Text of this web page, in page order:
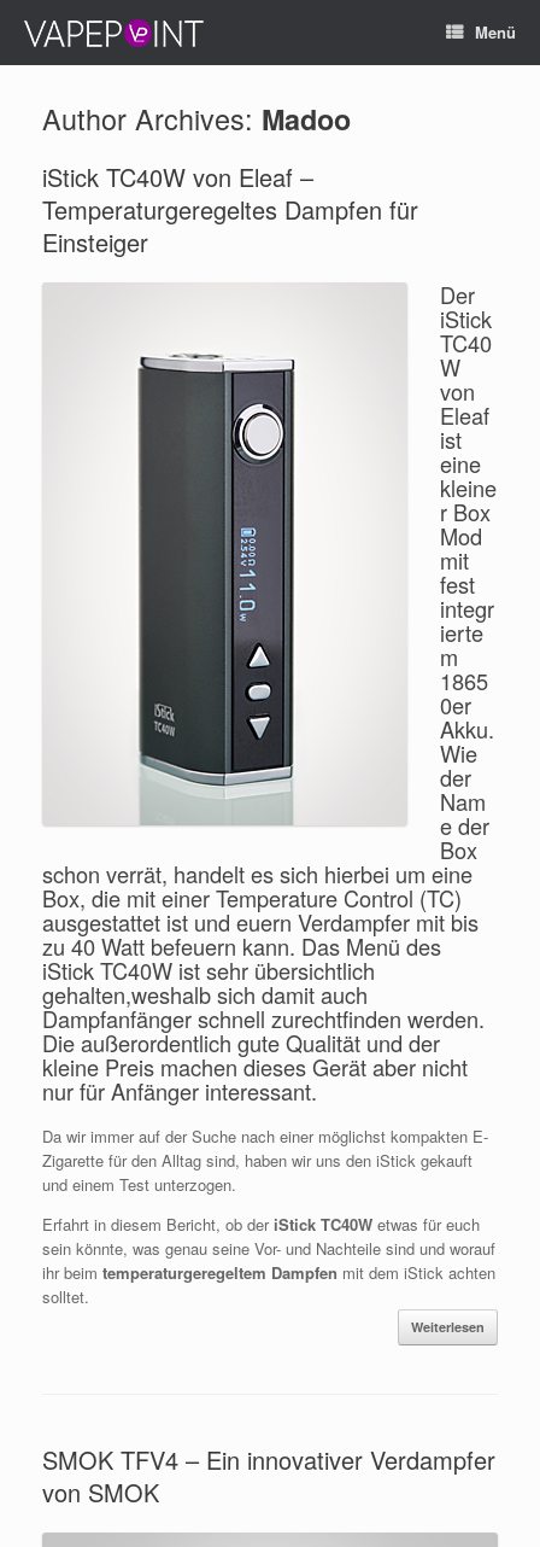
Menü
Author Archives: Madoo
iStick TC40W von Eleaf –
Temperaturgeregeltes Dampfen für
Einsteiger
Der
iStick
TC40
W
von
Eleaf
ist
eine
kleine
r Box
Mod
mit
fest
integr
ierte
m
1865
0er
Akku.
Wie
der
Nam
e der
Box
schon verrät, handelt es sich hierbei um eine
Box, die mit einer Temperature Control (TC)
ausgestattet ist und euern Verdampfer mit bis
zu 40 Watt befeuern kann. Das Menü des
iStick TC40W ist sehr übersichtlich
gehalten,weshalb sich damit auch
Dampfanfänger schnell zurechtfinden werden.
Die außerordentlich gute Qualität und der
kleine Preis machen dieses Gerät aber nicht
nur für Anfänger interessant.
Da wir immer auf der Suche nach einer möglichst kompakten E-
Zigarette für den Alltag sind, haben wir uns den iStick gekauft
und einem Test unterzogen.
Erfahrt in diesem Bericht, ob der iStick TC40W etwas für euch
sein könnte, was genau seine Vor- und Nachteile sind und worauf
ihr beim temperaturgeregeltem Dampfen mit dem iStick achten
solltet.
Weiterlesen
SMOK TFV4 – Ein innovativer Verdampfer
von SMOK